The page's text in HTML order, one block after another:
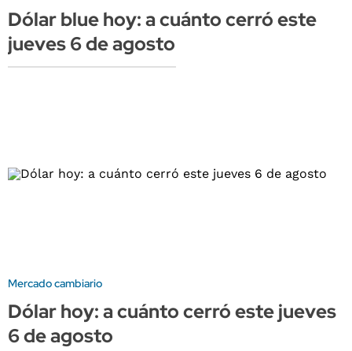
Dólar blue hoy: a cuánto cerró este
jueves 6 de agosto
Mercado cambiario
Dólar hoy: a cuánto cerró este jueves
6 de agosto